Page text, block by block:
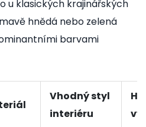
u klasických krajinářských
hnědá nebo zelená
barvami
Vhodný styl
interiéru